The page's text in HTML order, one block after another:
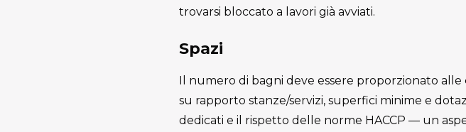
trovarsi bloccato a lavori già avviati.
Spazi
Il numero di bagni deve essere proporzionato
su rapporto stanze/servizi, superfici minime e
dedicati e il rispetto delle norme HACCP — un